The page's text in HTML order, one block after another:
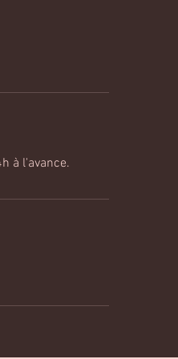
à l'avance.